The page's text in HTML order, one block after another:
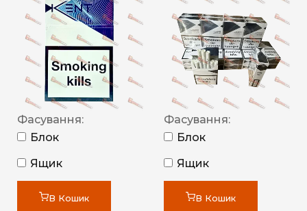
Фасування:
Блок
Ящик
В Кошик
Фасування:
Блок
Ящик
В Кошик